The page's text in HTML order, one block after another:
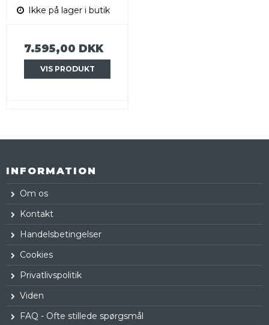
Ikke på lager i butik
7.595,00 DKK
VIS PRODUKT
INFORMATION
Om os
Kontakt
Handelsbetingelser
Cookies
Privatlivspolitik
Viden
FAQ - Ofte stillede spørgsmål